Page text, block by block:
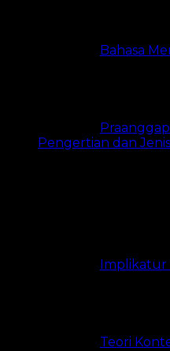
Bahasa
Pengertian dan
Implikatur
Teori